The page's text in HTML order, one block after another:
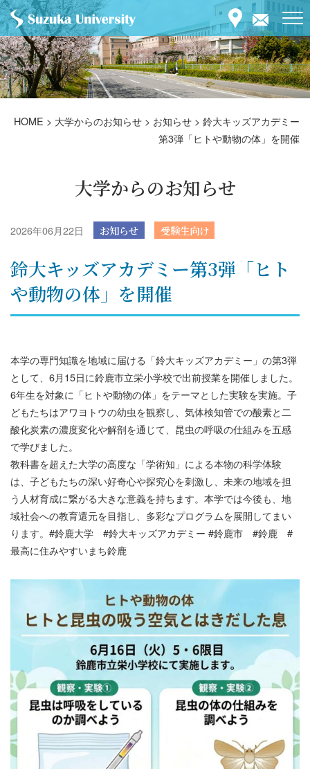
HOME > 大学からのお知らせ > お知らせ > 鈴大キッズアカデミー
第3弾「ヒトや動物の体」を開催
大学からのお知らせ
2026年06月22日 お知らせ 受験生向け
鈴大キッズアカデミー第3弾「ヒト
や動物の体」を開催
本学の専門知識を地域に届ける「鈴大キッズアカデミー」の第3弾
として、6月15日に鈴鹿市立栄小学校で出前授業を開催しました。
6年生を対象に「ヒトや動物の体」をテーマとした実験を実施。子
どもたちはアワヨトウの幼虫を観察し、気体検知管での酸素と二
酸化炭素の濃度変化や解剖を通じて、昆虫の呼吸の仕組みを五感
で学びました。
教科書を超えた大学の高度な「学術知」による本物の科学体験
は、子どもたちの深い好奇心や探究心を刺激し、未来の地域を担
う人材育成に繋がる大きな意義を持ちます。本学では今後も、地
域社会への教育還元を目指し、多彩なプログラムを展開してまい
ります。#鈴鹿大学 #鈴大キッズアカデミー #鈴鹿市 #鈴鹿 #
最高に住みやすいまち鈴鹿